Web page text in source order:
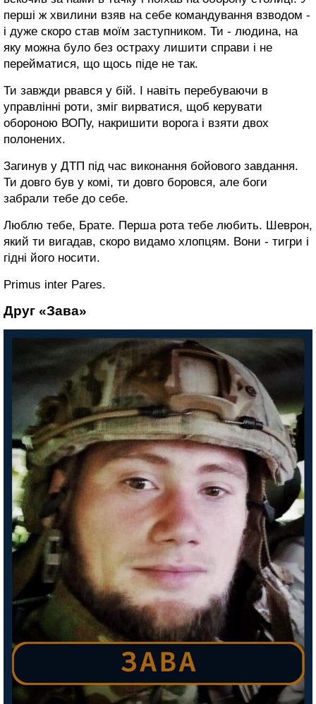
перші ж хвилини взяв на себе командування взводом -
і дуже скоро став моїм заступником. Ти - людина, на
яку можна було без остраху лишити справи і не
перейматися, що щось піде не так.
Ти завжди рвався у бій. І навіть перебуваючи в
управлінні роти, зміг вирватися, щоб керувати
обороною ВОПу, накришити ворога і взяти двох
полонених.
Загинув у ДТП під час виконання бойового завдання.
Ти довго був у комі, ти довго боровся, але боги
забрали тебе до себе.
Люблю тебе, Брате. Перша рота тебе любить. Шеврон,
який ти вигадав, скоро видамо хлопцям. Вони - тигри і
гідні його носити.
Primus inter Pares.
Друг «Зава»